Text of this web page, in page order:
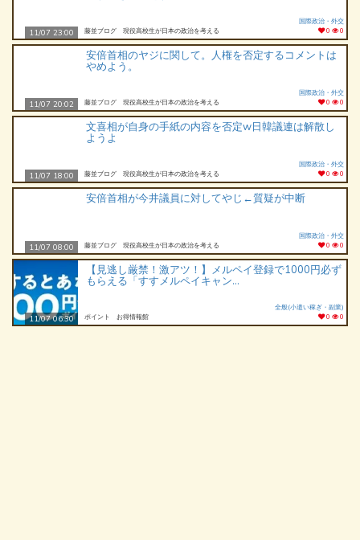
11/07 23:00 藤並ブログ 現役高校生が日本の政治を考える
国際政治・外交
0
0
11/07 20:02
安倍首相のヤジに関して。人権を否定するコメントは
やめよう。
藤並ブログ 現役高校生が日本の政治を考える
国際政治・外交
0
0
11/07 18:00
文喜相が自身の手紙の内容を否定w日韓議連は解散し
ようよ
藤並ブログ 現役高校生が日本の政治を考える
国際政治・外交
0
0
11/07 08:00
安倍首相が今井議員に対してやじ←質疑が中断
藤並ブログ 現役高校生が日本の政治を考える
国際政治・外交
0
0
11/07 06:30
【見逃し厳禁！激アツ！】メルペイ登録で1000円必ず
もらえる「すすメルペイキャン...
ポイント お得情報館
全般(小遣い稼ぎ・副業)
0
0